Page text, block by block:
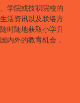
学院或技职院校的
活资讯以及联络方
时随地获取小学升
内外的教育机会，